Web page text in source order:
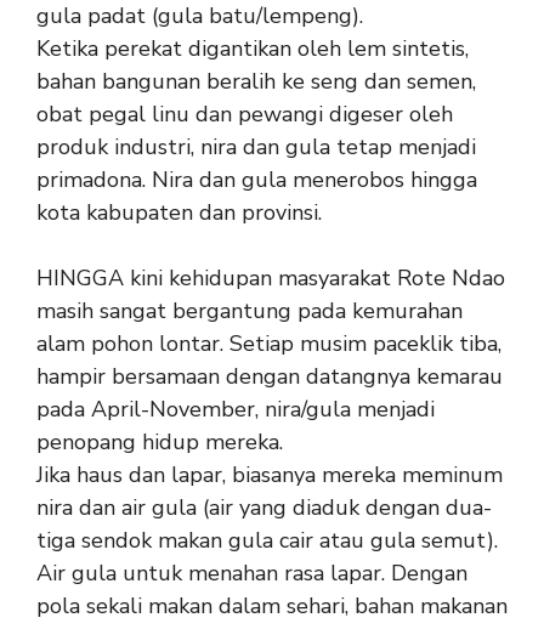
gula padat (gula batu/lempeng).
Ketika perekat digantikan oleh lem sintetis,
bahan bangunan beralih ke seng dan semen,
obat pegal linu dan pewangi digeser oleh
produk industri, nira dan gula tetap menjadi
primadona. Nira dan gula menerobos hingga
kota kabupaten dan provinsi.
HINGGA kini kehidupan masyarakat Rote Ndao
masih sangat bergantung pada kemurahan
alam pohon lontar. Setiap musim paceklik tiba,
hampir bersamaan dengan datangnya kemarau
pada April-November, nira/gula menjadi
penopang hidup mereka.
Jika haus dan lapar, biasanya mereka meminum
nira dan air gula (air yang diaduk dengan dua-
tiga sendok makan gula cair atau gula semut).
Air gula untuk menahan rasa lapar. Dengan
pola sekali makan dalam sehari, bahan makanan